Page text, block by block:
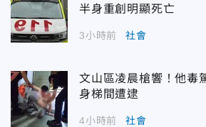
半身重創明顯死亡
3小時前 社會
文山區凌晨槍響！他
身梯間遭逮
4小時前 社會